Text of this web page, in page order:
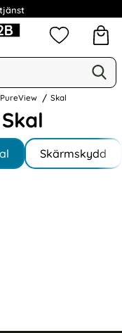
Group AB
Mina
Skal
Skärmskydd